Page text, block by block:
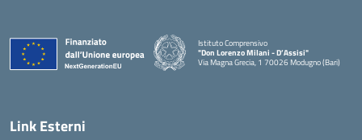
Istituto Comprensivo
"Don Lorenzo Milani - D’Assisi"
Via Magna Grecia, 1 70026 Modugno (Bari)
— Visita la pagina iniziale della scuola
Link Esterni